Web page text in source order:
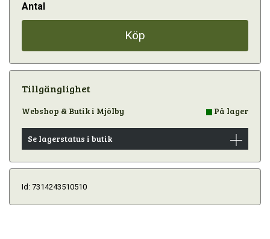
Antal
Köp
Tillgänglighet
Webshop & Butik i Mjölby På lager
Se lagerstatus i butik
Id: 7314243510510